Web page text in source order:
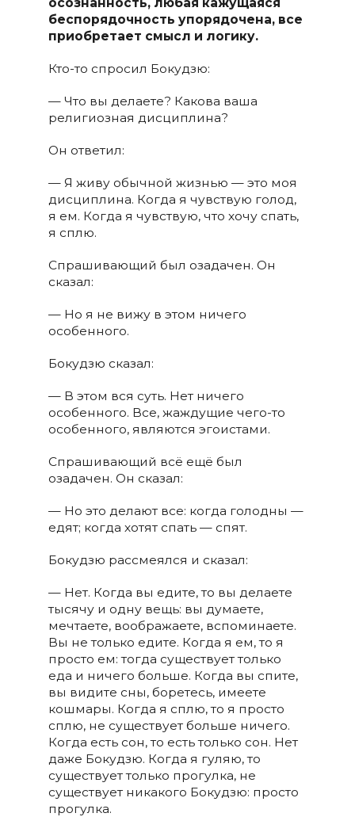
осознанность, любая кажущаяся
беспорядочность упорядочена, все
приобретает смысл и логику.
Кто-то спросил Бокудзю:
— Что вы делаете? Какова ваша
религиозная дисциплина?
Он ответил:
— Я живу обычной жизнью — это моя
дисциплина. Когда я чувствую голод,
я ем. Когда я чувствую, что хочу спать,
я сплю.
Спрашивающий был озадачен. Он
сказал:
— Но я не вижу в этом ничего
особенного.
Бокудзю сказал:
— В этом вся суть. Нет ничего
особенного. Все, жаждущие чего-то
особенного, являются эгоистами.
Спрашивающий всё ещё был
озадачен. Он сказал:
— Но это делают все: когда голодны —
едят; когда хотят спать — спят.
Бокудзю рассмеялся и сказал:
— Нет. Когда вы едите, то вы делаете
тысячу и одну вещь: вы думаете,
мечтаете, воображаете, вспоминаете.
Вы не только едите. Когда я ем, то я
просто ем: тогда существует только
еда и ничего больше. Когда вы спите,
вы видите сны, боретесь, имеете
кошмары. Когда я сплю, то я просто
сплю, не существует больше ничего.
Когда есть сон, то есть только сон. Нет
даже Бокудзю. Когда я гуляю, то
существует только прогулка, не
существует никакого Бокудзю: просто
прогулка.